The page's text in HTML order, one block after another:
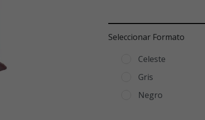
Seleccionar Formato
Celeste
Gris
Negro